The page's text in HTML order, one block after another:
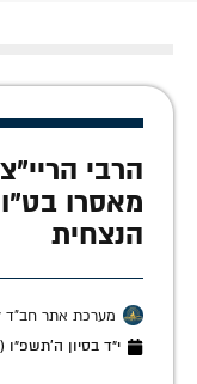
הרבי
מאסרו בט"ו
הנצחית
מערכת אתר חב"ד
י״ד בסיון ה׳תשפ״ו (מאי 30,